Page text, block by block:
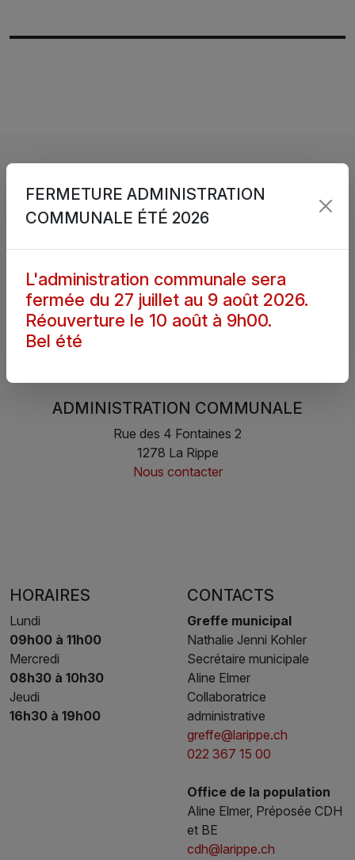
ADMINISTRATION COMMUNALE
Rue des 4 Fontaines 2
1278 La Rippe
Nous contacter
HORAIRES
Lundi
09h00 à 11h00
Mercredi
08h30 à 10h30
Jeudi
16h30 à 19h00
CONTACTS
Greffe municipal
Nathalie Jenni Kohler
Secrétaire municipale
Aline Elmer
Collaboratrice
administrative
greffe@larippe.ch
022 367 15 00
Office de la population
Aline Elmer, Préposée CDH
et BE
cdh@larippe.ch
FERMETURE ADMINISTRATION
COMMUNALE ÉTÉ 2026
L'administration communale sera
fermée du 27 juillet au 9 août 2026.
Réouverture le 10 août à 9h00.
Bel été